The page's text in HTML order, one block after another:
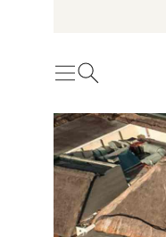
MenyÖppna sök